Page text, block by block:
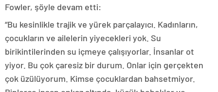
Fowler, şöyle devam etti:
“Bu kesinlikle trajik ve yürek parçalayıcı. Kadınların,
çocukların ve ailelerin yiyecekleri yok. Su
birikintilerinden su içmeye çalışıyorlar. İnsanlar ot
yiyor. Bu çok çaresiz bir durum. Onlar için gerçekten
çok üzülüyorum. Kimse çocuklardan bahsetmiyor.